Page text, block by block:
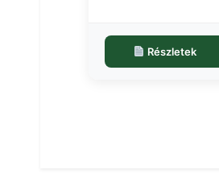
Részletek